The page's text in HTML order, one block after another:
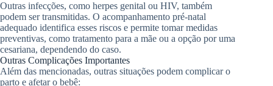
Outras infecções, como herpes genital ou HIV, também
podem ser transmitidas. O acompanhamento pré-natal
adequado identifica esses riscos e permite tomar medidas
preventivas, como tratamento para a mãe ou a opção por uma
cesariana, dependendo do caso.
Outras Complicações Importantes
Além das mencionadas, outras situações podem complicar o
parto e afetar o bebê: